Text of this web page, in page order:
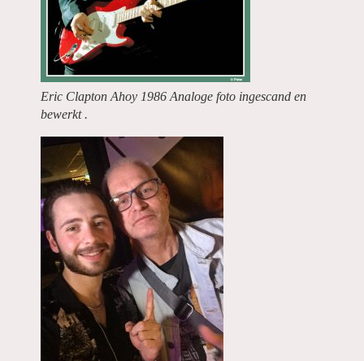
Eric Clapton Ahoy 1986 Analoge foto ingescand en
bewerkt .